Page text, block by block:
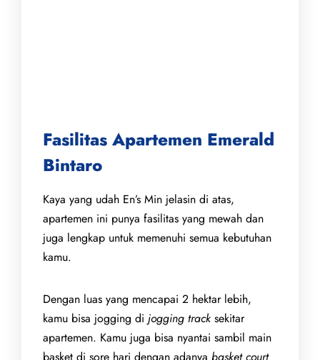
Fasilitas Apartemen Emerald
Bintaro
Kaya yang udah En’s Min jelasin di atas,
apartemen ini punya fasilitas yang mewah dan
juga lengkap untuk memenuhi semua kebutuhan
kamu.
Dengan luas yang mencapai 2 hektar lebih,
kamu bisa jogging di jogging track sekitar
apartemen. Kamu juga bisa nyantai sambil main